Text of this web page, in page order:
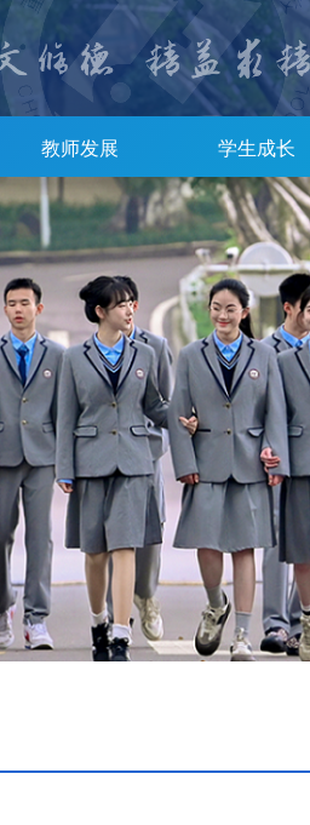
教师发展 学生成长